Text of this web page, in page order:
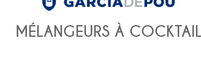
MÉLANGEURS À COCKTAIL